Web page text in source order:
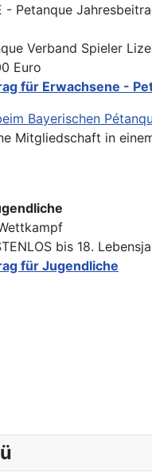
- Petanque
Verband Spieler
Euro
für Erwachsene -
Bayerischen
Mitgliedschaft in
bis 18.
für Jugendliche